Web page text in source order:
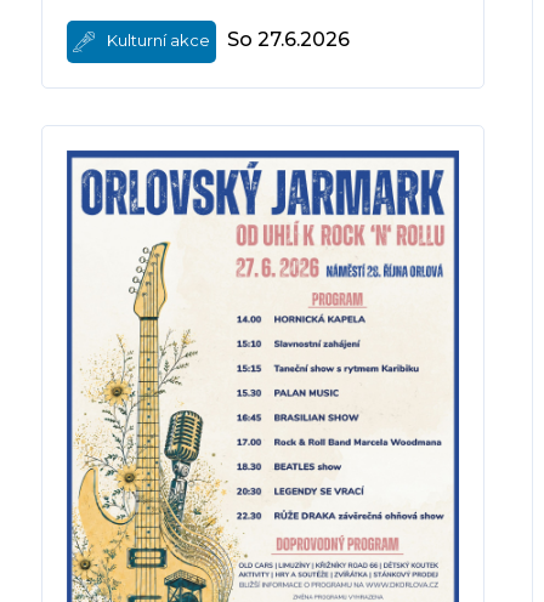
Kulturní akce So 27.6.2026